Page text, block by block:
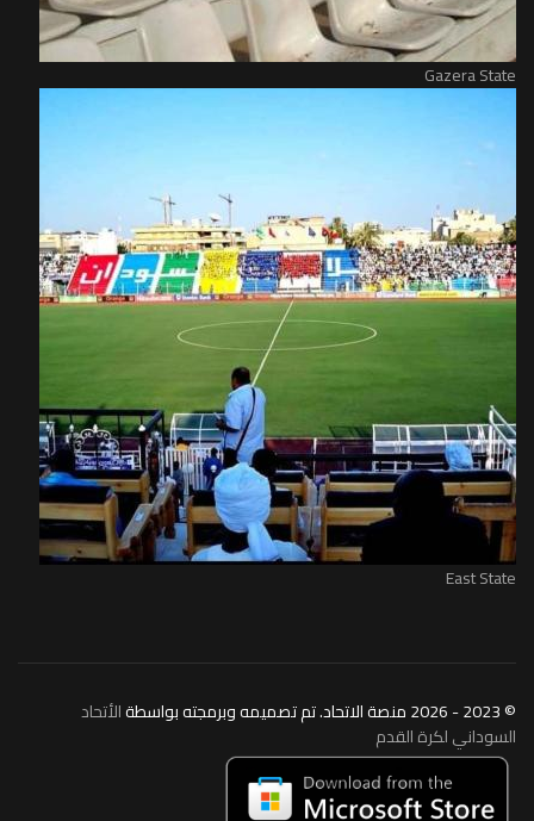
Gazera State
East State
© 2023 - 2026 منصة الاتحاد. تم تصميمه وبرمجته بواسطة
الأتحاد
السوداني لكرة القدم